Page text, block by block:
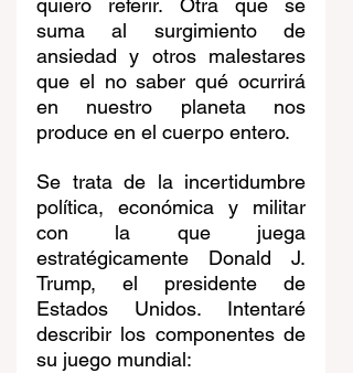
quiero referir. Otra que se
suma al surgimiento de
ansiedad y otros malestares
que el no saber qué ocurrirá
en nuestro planeta nos
produce en el cuerpo entero.
Se trata de la incertidumbre
política, económica y militar
con la que juega
estratégicamente Donald J.
Trump, el presidente de
Estados Unidos. Intentaré
describir los componentes de
su juego mundial: